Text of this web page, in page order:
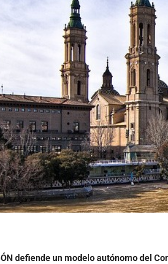
defiende un modelo autónomo del